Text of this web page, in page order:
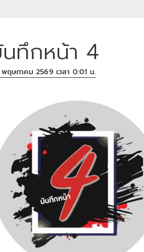
ทึกหน้า 4
ฤษภาคม 2569 เวลา 0:01 น.